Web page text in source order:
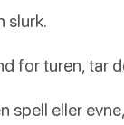
slurk.
for turen, tar
spell eller